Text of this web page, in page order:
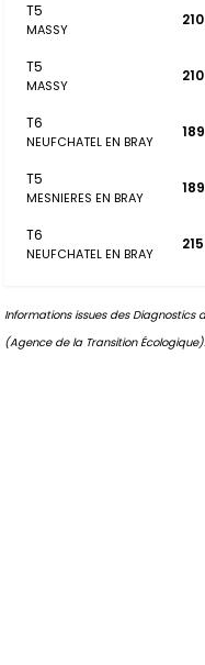
T5
MASSY
T5
MASSY
T6
NEUFCHATEL EN BRAY
T5
MESNIERES EN BRAY
T6
NEUFCHATEL EN BRAY
Informations issues des Diagnostics
(Agence de la Transition Écologique).